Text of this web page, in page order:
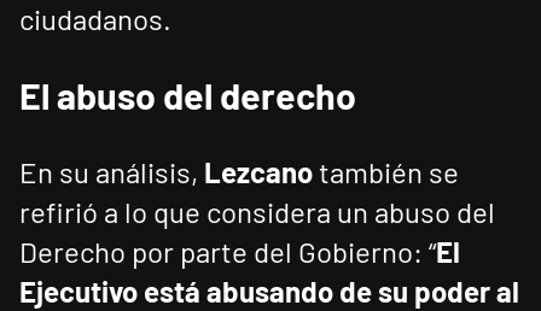
ciudadanos.
El abuso del derecho
En su análisis, Lezcanotambién se
refirió a lo que considera un abuso del
Derecho por parte del Gobierno: “El
Ejecutivo está abusando de su poder al